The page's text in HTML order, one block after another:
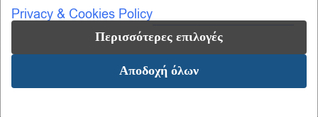
Privacy & Cookies Policy
Περισσότερες επιλογές
Αποδοχή όλων